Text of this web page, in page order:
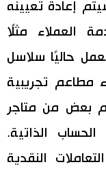
إعادة تعيينه
العملاء مثلًا
حاليًا سلاسل
مطاعم تجريبية
بعض من متاجر
الذاتية.
النقدية